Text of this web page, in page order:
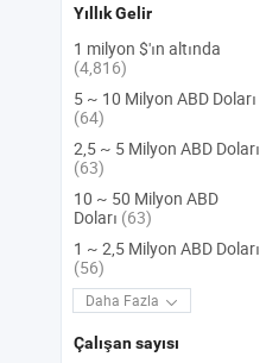
Yıllık Gelir
1 milyon $'ın altında
(4,816)
5 ~ 10 Milyon ABD Doları
(64)
2,5 ~ 5 Milyon ABD Doları
(63)
10 ~ 50 Milyon ABD
Doları (63)
1 ~ 2,5 Milyon ABD Doları
(56)
Daha Fazla
Çalışan sayısı